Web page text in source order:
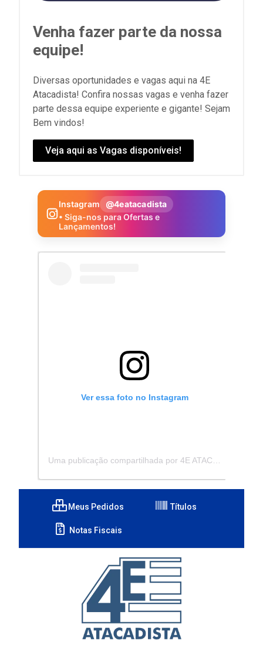
Venha fazer parte da nossa
equipe!
Diversas oportunidades e vagas aqui na 4E
Atacadista! Confira nossas vagas e venha fazer
parte dessa equipe experiente e gigante! Sejam
Bem vindos!
Veja aqui as Vagas disponíveis!
Instagram
@4eatacadista
• Siga-nos para Ofertas e
Lançamentos!
Ver essa foto no Instagram
Meus Pedidos Títulos
Notas Fiscais